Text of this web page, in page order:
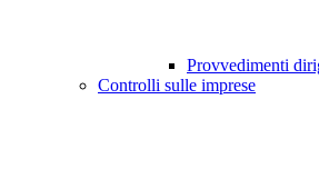
Provvedimenti
Controlli sulle imprese